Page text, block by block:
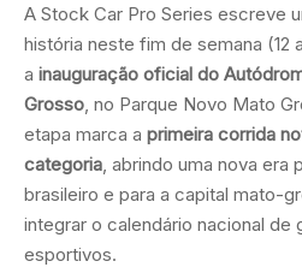
A Stock Car Pro Series escreve
história neste fim de semana (12
a inauguração oficial do
Grosso, no Parque Novo Mato
etapa marca a primeira corrida
categoria, abrindo uma nova era
brasileiro e para a capital mato-
integrar o calendário nacional de
esportivos.